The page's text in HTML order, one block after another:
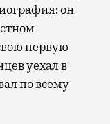
он
первую
уехал в
по всему